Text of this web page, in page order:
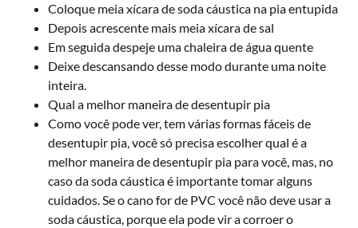
Coloque meia xícara de soda cáustica na pia entupida
Depois acrescente mais meia xícara de sal
Em seguida despeje uma chaleira de água quente
Deixe descansando desse modo durante uma noite
inteira.
Qual a melhor maneira de desentupir pia
Como você pode ver, tem várias formas fáceis de
desentupir pia, você só precisa escolher qual é a
melhor maneira de desentupir pia para você, mas, no
caso da soda cáustica é importante tomar alguns
cuidados. Se o cano for de PVC você não deve usar a
soda cáustica, porque ela pode vir a corroer o